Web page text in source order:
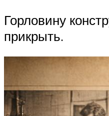
Горловину
прикрыть.